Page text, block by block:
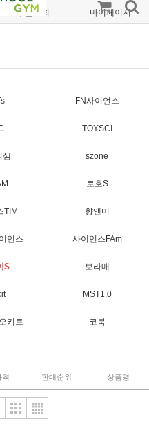
주문조회 마이페이지
FN사이언스
TOYSCI
샘 szone
로호S
TIM 향앤미
언스 사이언스FAm
S 보라매
MST1.0
키트 코북
격 판매순위 상품명